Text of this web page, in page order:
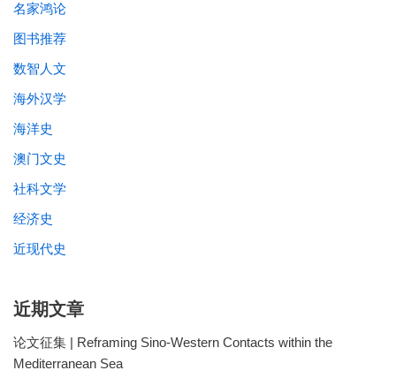
名家鸿论
图书推荐
数智人文
海外汉学
海洋史
澳门文史
社科文学
经济史
近现代史
近期文章
论文征集 | Reframing Sino-Western Contacts within the
Mediterranean Sea